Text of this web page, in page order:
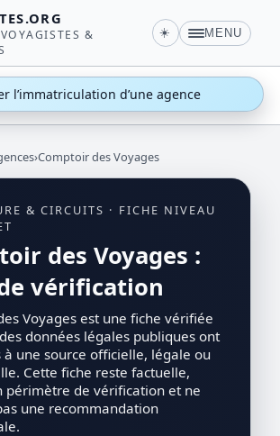
&
☀️ MENU
l’immatriculation d’une agence
›Comptoir des Voyages
& CIRCUITS · FICHE NIVEAU
des Voyages :
vérification
Voyages est une fiche vérifiée
données légales publiques ont
une source officielle, légale ou
Cette fiche reste factuelle,
périmètre de vérification et ne
une recommandation